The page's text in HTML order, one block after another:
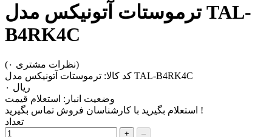
ترموستات آتونیکس مدل TAL-
B4RK4C
(۰ نظرات مشتری)
کد کالا: ترموستات آتونیکس مدل TAL-B4RK4C
‎ریال ۰
وضعیت انبار: استعلام قیمت
استعلام بگیرید با کارشناسان فروش تماس بگیرید !
تعداد
+ –